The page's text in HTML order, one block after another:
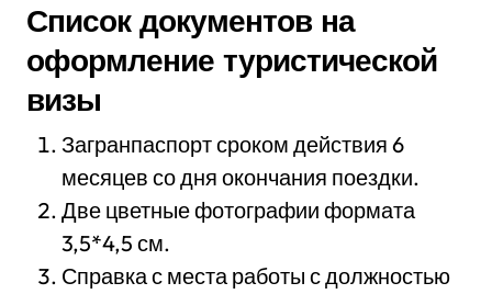
Список документов на
оформление туристической
визы
Загранпаспорт сроком действия 6
месяцев со дня окончания поездки.
Две цветные фотографии формата
3,5*4,5 см.
Справка с места работы с должностью